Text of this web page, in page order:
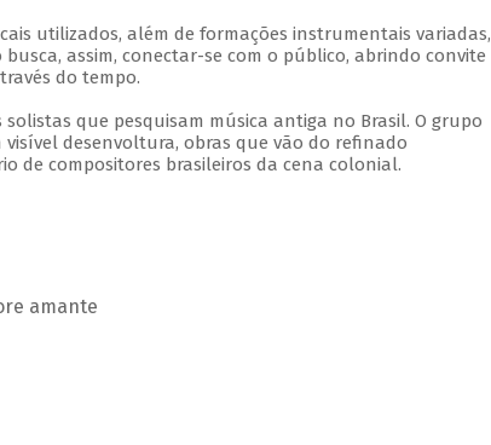
utilizados, além de formações instrumentais variadas,
assim, conectar-se com o público, abrindo convite
do tempo.
que pesquisam música antiga no Brasil. O grupo
desenvoltura, obras que vão do refinado
de compositores brasileiros da cena colonial.
amante